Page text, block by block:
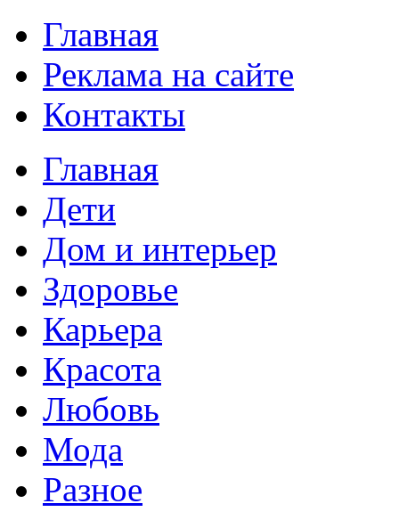
Главная
Реклама на сайте
Контакты
Главная
Дети
Дом и интерьер
Здоровье
Карьера
Красота
Любовь
Мода
Разное